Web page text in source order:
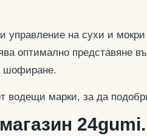
управление на сухи и
оптимално представяне
шофиране.
водещи марки, за да